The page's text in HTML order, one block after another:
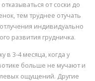
от соски до
тем труднее отучать
индивидуально
развития грудничка.
в 3-4 месяца, когда у
больше не мучают и
ощущений. Другие